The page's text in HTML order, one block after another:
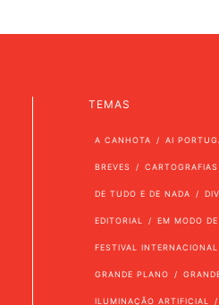
TEMAS
A CANHOTA AI
BREVES CARTOGRAFIAS
DE TUDO E DE NADA
EDITORIAL EM MODO
FESTIVAL
GRANDE PLANO
ILUMINAÇÃO ARTIFICIAL